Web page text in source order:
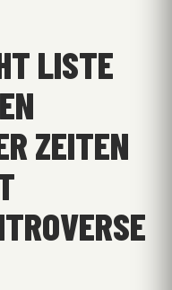
LISTE
ZEITEN